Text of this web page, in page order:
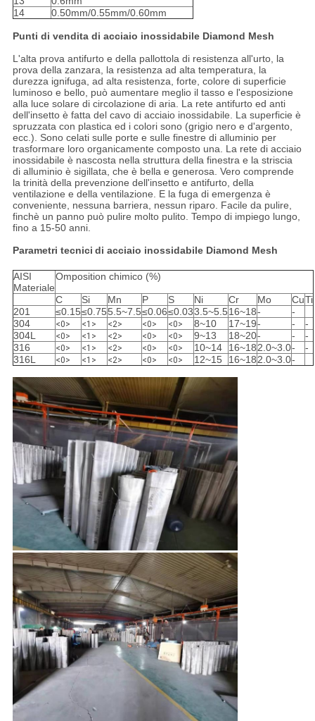
14
0.50mm/0.55mm/0.60mm
Punti di vendita di acciaio inossidabile Diamond Mesh
L'alta prova antifurto e della pallottola di resistenza all'urto, la
prova della zanzara, la resistenza ad alta temperatura, la
durezza ignifuga, ad alta resistenza, forte, colore di superficie
luminoso e bello, può aumentare meglio il tasso e l'esposizione
alla luce solare di circolazione di aria. La rete antifurto ed anti
dell'insetto è fatta del cavo di acciaio inossidabile. La superficie è
spruzzata con plastica ed i colori sono (grigio nero e d'argento,
ecc.). Sono celati sulle porte e sulle finestre di alluminio per
trasformare loro organicamente composto una. La rete di acciaio
inossidabile è nascosta nella struttura della finestra e la striscia
di alluminio è sigillata, che è bella e generosa. Vero comprende
la trinità della prevenzione dell'insetto e antifurto, della
ventilazione e della ventilazione. E la fuga di emergenza è
conveniente, nessuna barriera, nessun riparo. Facile da pulire,
finchè un panno può pulire molto pulito. Tempo di impiego lungo,
fino a 15-50 anni.
Parametri tecnici di acciaio inossidabile Diamond Mesh
AISI
Materiale
Omposition chimico (%)
C Si Mn P S Ni Cr Mo CuTi
201
≤0.15≤0.755.5~7.5≤0.06≤0.033.5~5.516~18-
-
304
<0> <1> <2> <0> <0> 8~10 17~19- -
-
304L
<0> <1> <2> <0> <0> 9~13 18~20- -
-
316
<0> <1> <2> <0> <0> 10~14 16~182.0~3.0-
-
316L
<0> <1> <2> <0> <0> 12~15 16~182.0~3.0-